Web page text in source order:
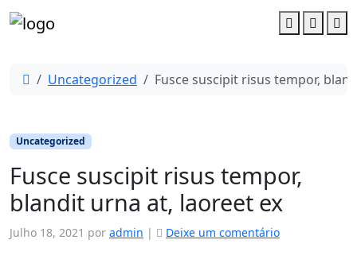
Account
Cart
Uncategorized Fusce suscipit risus tempor,
Uncategorized
Fusce suscipit risus tempor,
blandit urna at, laoreet ex
Julho 18, 2021 por admin | Deixe um comentário